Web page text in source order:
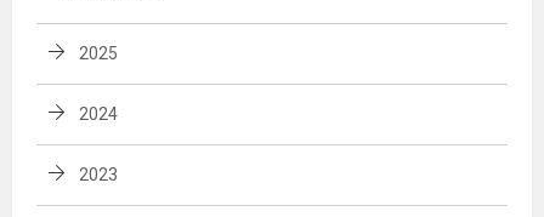
2025
2024
2023